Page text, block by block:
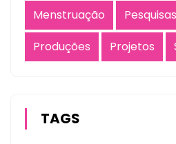
Menstruação
Pesquisas
Produções
Projetos
TAGS